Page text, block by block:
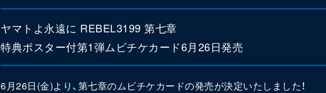
ヤマトよ永遠に REBEL3199 第七章
特典ポスター付第1弾ムビチケカード6月26日発売
6月26日(金)より、第七章のムビチケカードの発売が決定いたしました！